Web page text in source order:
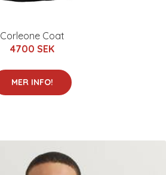
Corleone Coat
4700 SEK
MER INFO!